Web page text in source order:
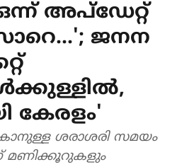
അപ്‌ഡേറ്റ്
ജനന
കേരളം'
ശരാശരി സമയം
മണിക്കൂറുകളും